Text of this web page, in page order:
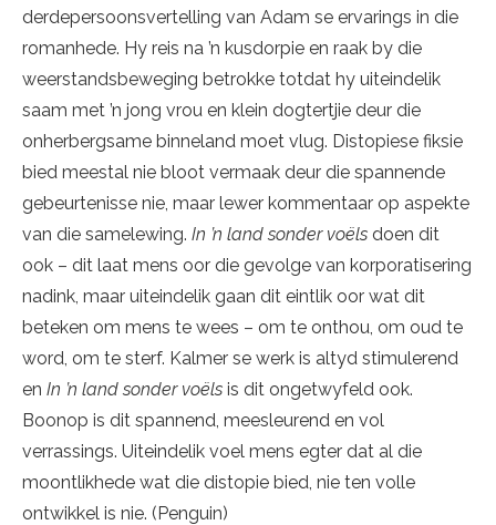
derdepersoonsvertelling van Adam se ervarings in die
romanhede. Hy reis na ’n kusdorpie en raak by die
weerstandsbeweging betrokke totdat hy uiteindelik
saam met ’n jong vrou en klein dogtertjie deur die
onherbergsame binneland moet vlug. Distopiese fiksie
bied meestal nie bloot vermaak deur die spannende
gebeurtenisse nie, maar lewer kommentaar op aspekte
van die samelewing. In ’n land sonder voëls doen dit
ook – dit laat mens oor die gevolge van korporatisering
nadink, maar uiteindelik gaan dit eintlik oor wat dit
beteken om mens te wees – om te onthou, om oud te
word, om te sterf. Kalmer se werk is altyd stimulerend
en In ’n land sonder voëls is dit ongetwyfeld ook.
Boonop is dit spannend, meesleurend en vol
verrassings. Uiteindelik voel mens egter dat al die
moontlikhede wat die distopie bied, nie ten volle
ontwikkel is nie. (Penguin)